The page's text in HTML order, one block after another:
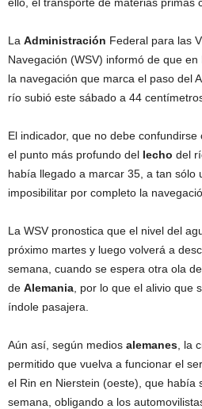
La Administración Federal para las
Navegación (WSV) informó de que
la navegación que marca el paso del
río subió este sábado a 44
El indicador, que no debe
el punto más profundo del lecho del
había llegado a marcar 35, a tan sólo
imposibilitar por completo la
La WSV pronostica que el nivel del
próximo martes y luego volverá a
semana, cuando se espera otra ola
de Alemania , por lo que el alivio que
índole pasajera.
Aún así, según medios alemanes , la
permitido que vuelva a funcionar el
el Rin en Nierstein (oeste), que había
semana, obligando a los